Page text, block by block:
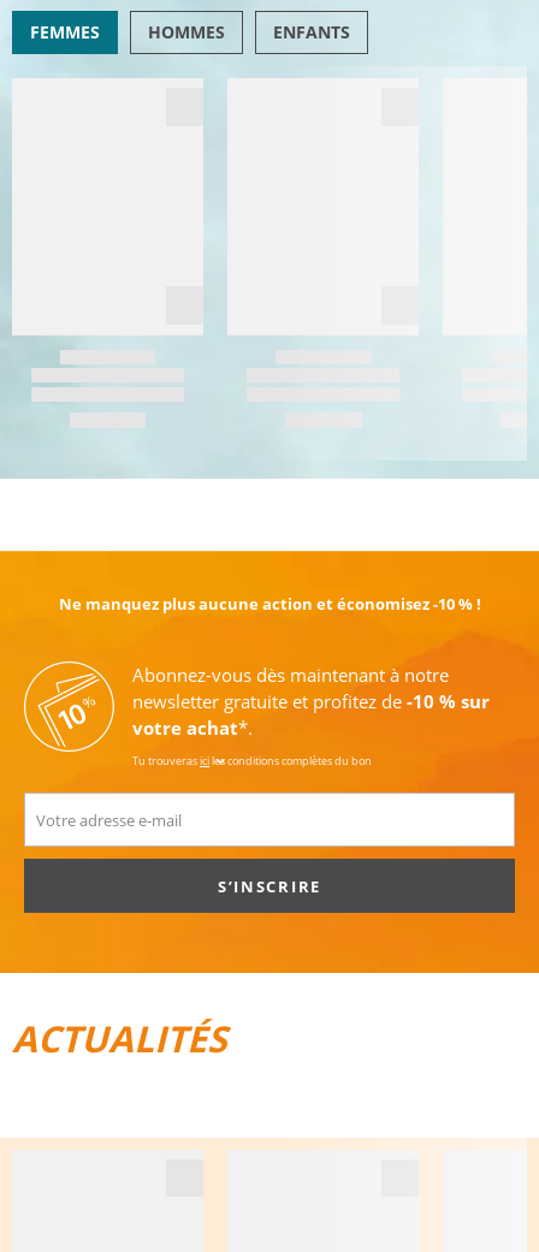
FEMMES HOMMES ENFANTS
Ne manquez plus aucune action et économisez -10 % !
Abonnez-vous dès maintenant à notre
newsletter gratuite et profitez de -10 % sur
votre achat*.
Tu trouverasiciles conditions complètes du bon
S’INSCRIRE
ACTUALITÉS